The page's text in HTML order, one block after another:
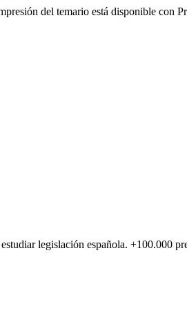
del temario está disponible con
legislación española. +100.000